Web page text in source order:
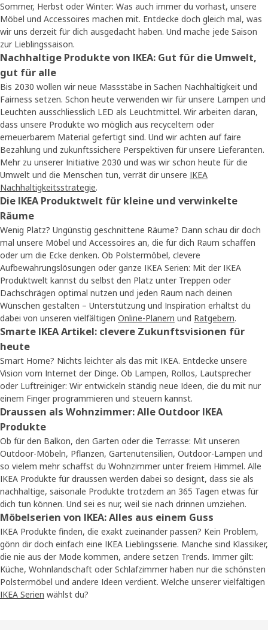
Sommer, Herbst oder Winter: Was auch immer du vorhast, unsere
Möbel und Accessoires machen mit. Entdecke doch gleich mal, was
wir uns derzeit für dich ausgedacht haben. Und mache jede Saison
zur Lieblingssaison.
Nachhaltige Produkte von IKEA: Gut für die Umwelt,
gut für alle
Bis 2030 wollen wir neue Massstäbe in Sachen Nachhaltigkeit und
Fairness setzen. Schon heute verwenden wir für unsere Lampen und
Leuchten ausschliesslich LED als Leuchtmittel. Wir arbeiten daran,
dass unsere Produkte wo möglich aus recyceltem oder
erneuerbarem Material gefertigt sind. Und wir achten auf faire
Bezahlung und zukunftssichere Perspektiven für unsere Lieferanten.
Mehr zu unserer Initiative 2030 und was wir schon heute für die
Umwelt und die Menschen tun, verrät dir unsere IKEA
Nachhaltigkeitsstrategie.
Die IKEA Produktwelt für kleine und verwinkelte
Räume
Wenig Platz? Ungünstig geschnittene Räume? Dann schau dir doch
mal unsere Möbel und Accessoires an, die für dich Raum schaffen
oder um die Ecke denken. Ob Polstermöbel, clevere
Aufbewahrungslösungen oder ganze IKEA Serien: Mit der IKEA
Produktwelt kannst du selbst den Platz unter Treppen oder
Dachschrägen optimal nutzen und jeden Raum nach deinen
Wünschen gestalten – Unterstützung und Inspiration erhältst du
dabei von unseren vielfältigen Online-Planern und Ratgebern.
Smarte IKEA Artikel: clevere Zukunftsvisionen für
heute
Smart Home? Nichts leichter als das mit IKEA. Entdecke unsere
Vision vom Internet der Dinge. Ob Lampen, Rollos, Lautsprecher
oder Luftreiniger: Wir entwickeln ständig neue Ideen, die du mit nur
einem Finger programmieren und steuern kannst.
Draussen als Wohnzimmer: Alle Outdoor IKEA
Produkte
Ob für den Balkon, den Garten oder die Terrasse: Mit unseren
Outdoor-Möbeln, Pflanzen, Gartenutensilien, Outdoor-Lampen und
so vielem mehr schaffst du Wohnzimmer unter freiem Himmel. Alle
IKEA Produkte für draussen werden dabei so designt, dass sie als
nachhaltige, saisonale Produkte trotzdem an 365 Tagen etwas für
dich tun können. Und sei es nur, weil sie nach drinnen umziehen.
Möbelserien von IKEA: Alles aus einem Guss
IKEA Produkte finden, die exakt zueinander passen? Kein Problem,
gönn dir doch einfach eine IKEA Lieblingsserie. Manche sind Klassiker,
die nie aus der Mode kommen, andere setzen Trends. Immer gilt:
Küche, Wohnlandschaft oder Schlafzimmer haben nur die schönsten
Polstermöbel und andere Ideen verdient. Welche unserer vielfältigen
IKEA Serien wählst du?